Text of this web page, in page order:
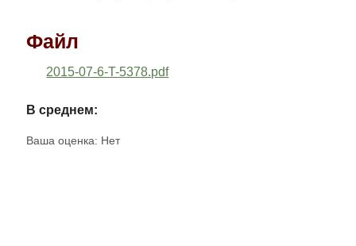
Файл
2015-07-6-T-5378.pdf
В среднем:
Ваша оценка: Нет